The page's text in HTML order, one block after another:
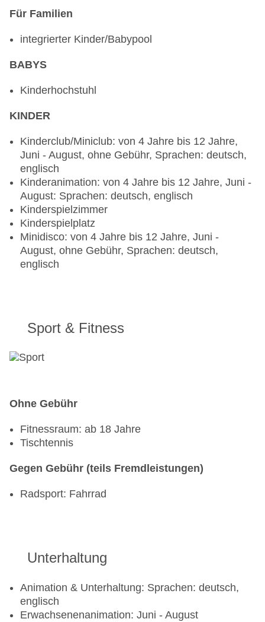
Bars & mehr: 2
Lobbybar „Lobby bar Diamant Residence“:
saisonabhängig, gegen Gebühr, Barzahlung
Poolbar Outdoor „Poolbar Diamant Residence“:
ohne Gebühr, bei All Inclusive inklusive
Für Familien
integrierter Kinder/Babypool
BABYS
Kinderhochstuhl
KINDER
Kinderclub/Miniclub: von 4 Jahre bis 12 Jahre,
Juni - August, ohne Gebühr, Sprachen: deutsch,
englisch
Kinderanimation: von 4 Jahre bis 12 Jahre, Juni -
August: Sprachen: deutsch, englisch
Kinderspielzimmer
Kinderspielplatz
Minidisco: von 4 Jahre bis 12 Jahre, Juni -
August, ohne Gebühr, Sprachen: deutsch,
englisch
Sport & Fitness
Ohne Gebühr
Fitnessraum: ab 18 Jahre
Tischtennis
Gegen Gebühr (teils Fremdleistungen)
Radsport: Fahrrad
Unterhaltung
Animation & Unterhaltung: Sprachen: deutsch,
englisch
Erwachsenenanimation: Juni - August